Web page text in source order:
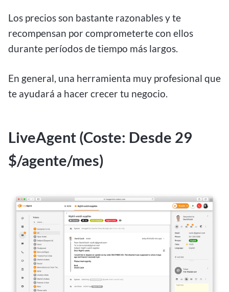
Los precios son bastante razonables y te
recompensan por comprometerte con ellos
durante períodos de tiempo más largos.
En general, una herramienta muy profesional que
te ayudará a hacer crecer tu negocio.
LiveAgent (Coste: Desde 29
$/agente/mes)